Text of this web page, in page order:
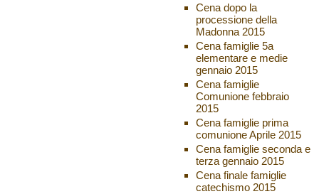
Cena dopo la
processione della
Madonna 2015
Cena famiglie 5a
elementare e medie
gennaio 2015
Cena famiglie
Comunione febbraio
2015
Cena famiglie prima
comunione Aprile 2015
Cena famiglie seconda e
terza gennaio 2015
Cena finale famiglie
catechismo 2015